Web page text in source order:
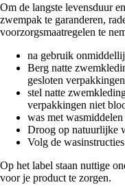
Om de langste levensduur
zwempak te garanderen,
voorzorgsmaatregelen te
na gebruik
Berg natte
gesloten
stel natte
verpakkingen niet
was met
Droog op natuurlijke
Volg de
Op het label staan nuttige
voor je product te zorgen.